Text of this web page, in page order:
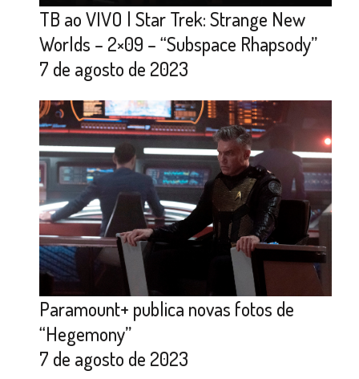
TB ao VIVO | Star Trek: Strange New
Worlds – 2×09 – “Subspace Rhapsody”
7 de agosto de 2023
Paramount+ publica novas fotos de
“Hegemony”
7 de agosto de 2023